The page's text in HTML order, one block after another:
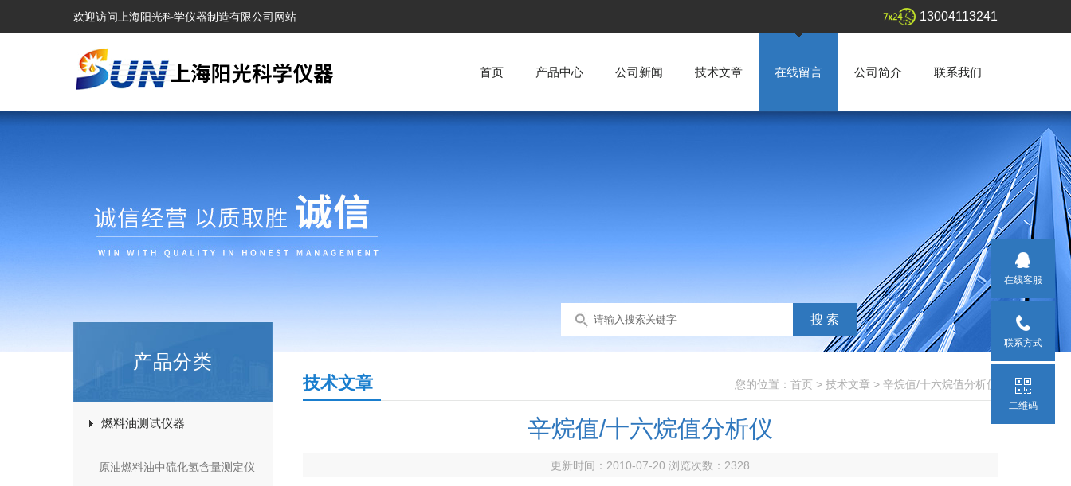
欢迎访问上海阳光科学仪器制造有限公司网站 13004113241
首页 产品中心 公司新闻 技术文章 在线留言 公司简介 联系我们
产品分类
燃料油测试仪器
原油燃料油中硫化氢含量测定仪
您的位置： 首页 > 技术文章 > 辛烷值/十六烷值分析仪
技术文章
辛烷值/十六烷值分析仪
更新时间：2010-07-20 浏览次数： 2328
在线客服
联系方式
二维码